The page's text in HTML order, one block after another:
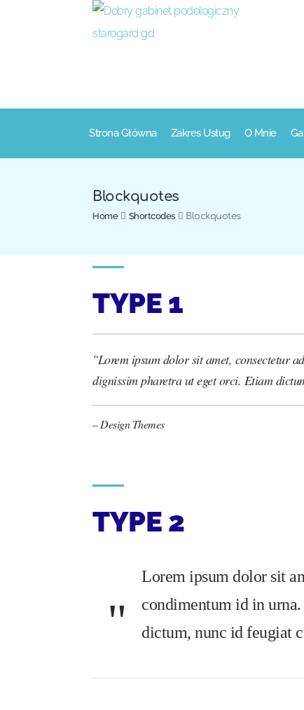
Strona Główna Zakres Usług O Mnie
Blockquotes
Home Shortcodes Blockquotes
TYPE 1
Lorem ipsum dolor sit amet, consectetur
dignissim pharetra ut eget orci. Etiam
– Design Themes
TYPE 2
Lorem ipsum dolor sit
condimentum id in
dictum, nunc id feugiat